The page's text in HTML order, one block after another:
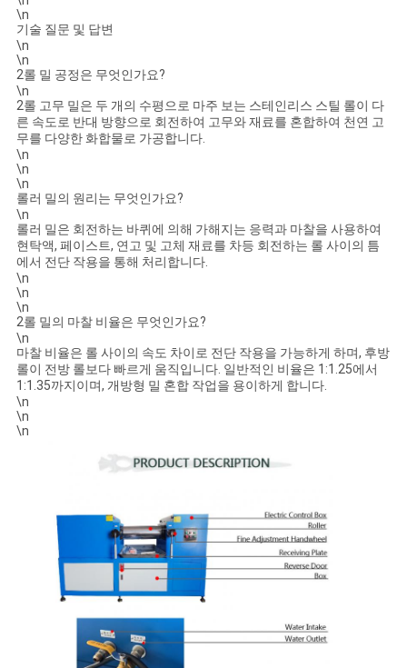
\n
기술 질문 및 답변
\n
\n
2롤 밀 공정은 무엇인가요?
\n
2롤 고무 밀은 두 개의 수평으로 마주 보는 스테인리스 스틸 롤이 다
른 속도로 반대 방향으로 회전하여 고무와 재료를 혼합하여 천연 고
무를 다양한 화합물로 가공합니다.
\n
\n
\n
롤러 밀의 원리는 무엇인가요?
\n
롤러 밀은 회전하는 바퀴에 의해 가해지는 응력과 마찰을 사용하여
현탁액, 페이스트, 연고 및 고체 재료를 차등 회전하는 롤 사이의 틈
에서 전단 작용을 통해 처리합니다.
\n
\n
\n
2롤 밀의 마찰 비율은 무엇인가요?
\n
마찰 비율은 롤 사이의 속도 차이로 전단 작용을 가능하게 하며, 후방
롤이 전방 롤보다 빠르게 움직입니다. 일반적인 비율은 1:1.25에서
1:1.35까지이며, 개방형 밀 혼합 작업을 용이하게 합니다.
\n
\n
\n